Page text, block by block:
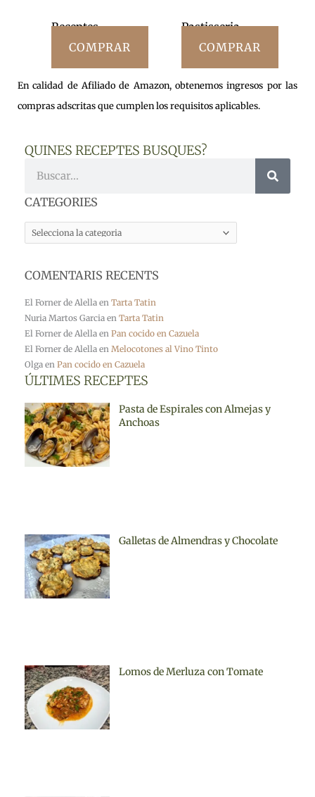
Receptes
COMPRAR
Pastisseria
COMPRAR
En calidad de Afiliado de Amazon, obtenemos ingresos por las
compras adscritas que cumplen los requisitos aplicables.
QUINES RECEPTES BUSQUES?
CATEGORIES
CATEGORIES
COMENTARIS RECENTS
El Forner de Alella en Tarta Tatin
Nuria Martos Garcia en Tarta Tatin
El Forner de Alella en Pan cocido en Cazuela
El Forner de Alella en Melocotones al Vino Tinto
Olga en Pan cocido en Cazuela
ÚLTIMES RECEPTES
Pasta de Espirales con Almejas y
Anchoas
Galletas de Almendras y Chocolate
Lomos de Merluza con Tomate